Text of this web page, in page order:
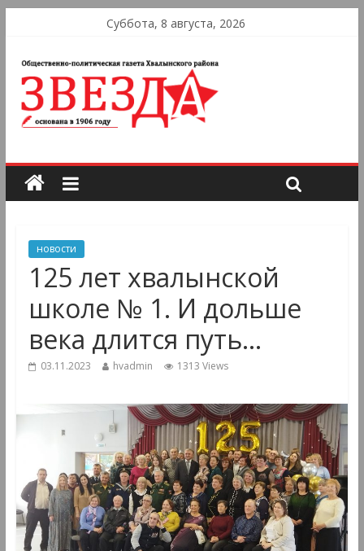
Суббота, 8 августа, 2026
новости
125 лет хвалынской
школе № 1. И дольше
века длится путь…
03.11.2023 hvadmin 1313 Views